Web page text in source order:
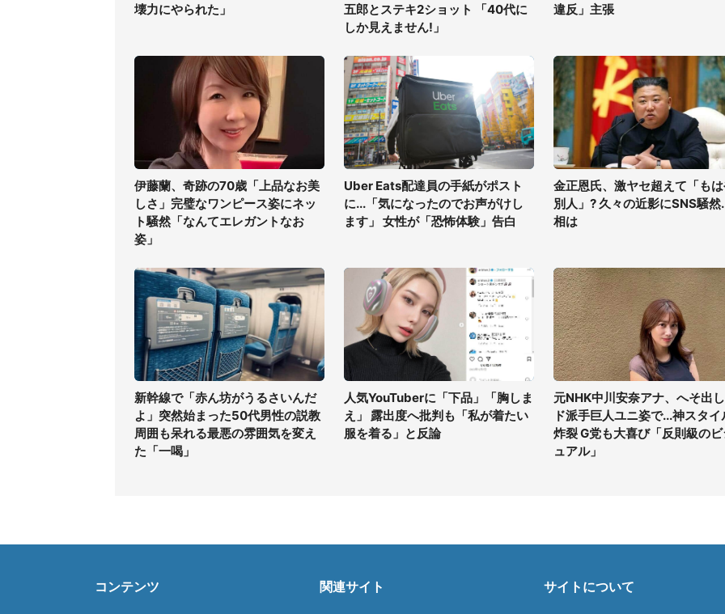
壊力にやられた」
五郎とステキ2ショット 「40代に
しか見えません!」
違反」主張
伊藤蘭、奇跡の70歳「上品なお美
しさ」完璧なワンピース姿にネッ
ト騒然「なんてエレガントなお
姿」
Uber Eats配達員の手紙がポスト
に...「気になったのでお声がけし
ます」 女性が「恐怖体験」告白
金正恩氏、激ヤセ超えて「も
別人」? 久々の近影にSNS騒然
相は
新幹線で「赤ん坊がうるさいんだ
よ」突然始まった50代男性の説教
周囲も呆れる最悪の雰囲気を変え
た「一喝」
人気YouTuberに「下品」「胸しま
え」 露出度へ批判も「私が着たい
服を着る」と反論
元NHK中川安奈アナ、へそ出
ド派手巨人ユニ姿で...神スタイ
炸裂 G党も大喜び「反則級の
ュアル」
コンテンツ 関連サイト サイトについて